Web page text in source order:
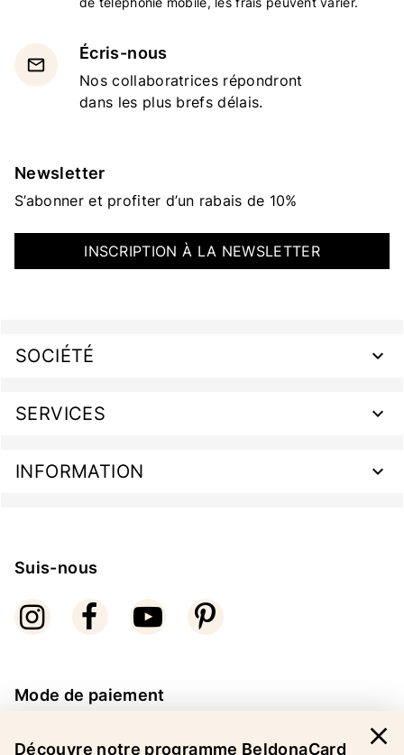
email
Écris-nous
Nos collaboratrices répondront
dans les plus brefs délais.
Newsletter
S’abonner et profiter d’un rabais de 10%
INSCRIPTION À LA NEWSLETTER
SOCIÉTÉ
SERVICES
INFORMATION
Suis-nous
Mode de paiement
Découvre notre programme BeldonaCard close